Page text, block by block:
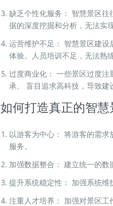
缺乏个性化服务： 智慧景区
据的深度挖掘和分析，无法实
运营维护不足： 智慧景区建
体验。人员培训不足，无法熟
过度商业化： 一些景区过度
承。 盲目追求高科技，导致建
如何打造真正的智慧
以游客为中心： 将游客的需
服务。
加强数据整合： 建立统一的数
提升系统稳定性： 加强系统维
注重人才培养： 加强对景区工